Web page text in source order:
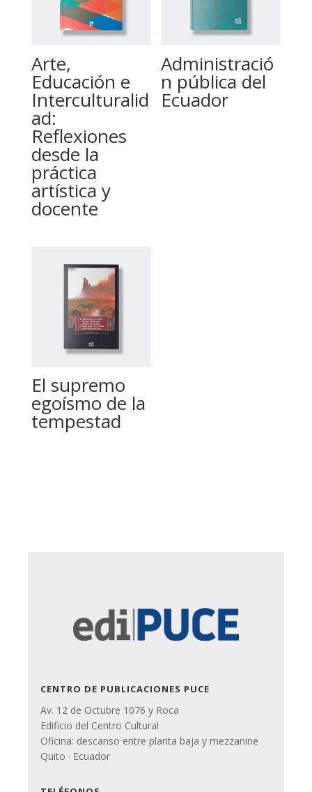
Arte,
Educación e
Interculturalid
ad:
Reflexiones
desde la
práctica
artística y
docente
Administració
n pública del
Ecuador
El supremo
egoísmo de la
tempestad
CENTRO DE PUBLICACIONES PUCE
Av. 12 de Octubre 1076 y Roca
Edificio del Centro Cultural
Oficina: descanso entre planta baja y mezzanine
Quito · Ecuador